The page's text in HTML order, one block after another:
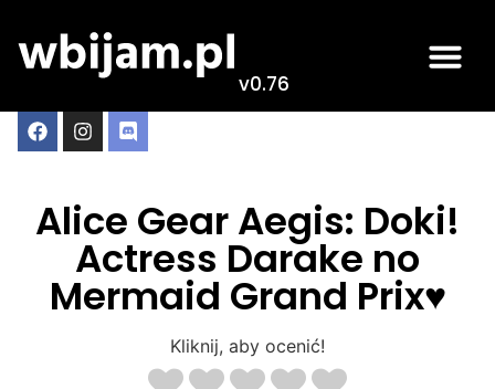
v0.76
Alice Gear Aegis: Doki!
Actress Darake no
Mermaid Grand Prix♥
Kliknij, aby ocenić!